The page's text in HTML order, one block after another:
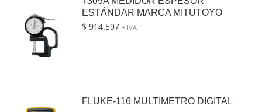
ESTÁNDAR MARCA MITUTOYO
$ 914.597 + IVA
FLUKE-116 MULTIMETRO DIGITAL